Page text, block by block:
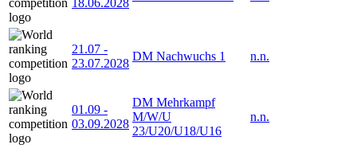
21.07 -
23.07.2028
DM Nachwuchs 1 n.n.
01.09 -
03.09.2028
DM Mehrkampf
M/W/U
23/U20/U18/U16
n.n.